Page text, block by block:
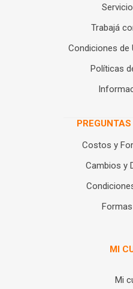
Trabajá
Condiciones de
Políticas
Costos y
Cambios y
MI
Mi